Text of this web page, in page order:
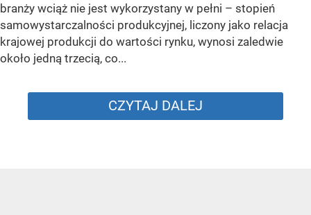
branży wciąż nie jest wykorzystany w pełni – stopień
samowystarczalności produkcyjnej, liczony jako relacja
krajowej produkcji do wartości rynku, wynosi zaledwie
około jedną trzecią, co...
CZYTAJ DALEJ